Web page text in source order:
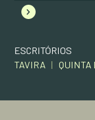
ESCRITÓRIOS
TAVIRA | QUINTA